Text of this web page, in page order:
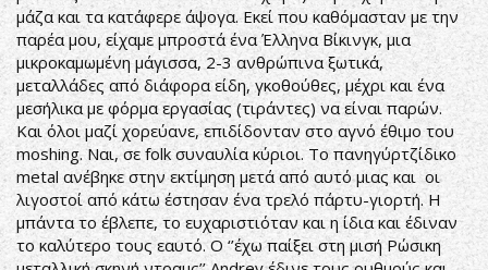
μάζα και τα κατάφερε άψογα. Εκεί που καθόμασταν με την
παρέα μου, είχαμε μπροστά ένα Έλληνα Βίκινγκ, μια
μικροκαμωμένη μάγισσα, 2-3 ανθρώπινα ξωτικά,
μεταλλάδες από διάφορα είδη, γκοθούθες, μέχρι και ένα
μεσήλικα με φόρμα εργασίας (τιράντες) να είναι παρών.
Και όλοι μαζί χορεύανε, επιδίδονταν στο αγνό έθιμο του
moshing. Ναι, σε folk συναυλία κύριοι. Το πανηγύρτζίδικο
metal ανέβηκε στην εκτίμηση μετά από αυτό μιας και οι
λιγοστοί από κάτω έστησαν ένα τρελό πάρτυ-γιορτή. Η
μπάντα το έβλεπε, το ευχαριστιόταν και η ίδια και έδιναν
το καλύτερο τους εαυτό. Ο ‘’έχω παίξει στη μισή Ρώσικη